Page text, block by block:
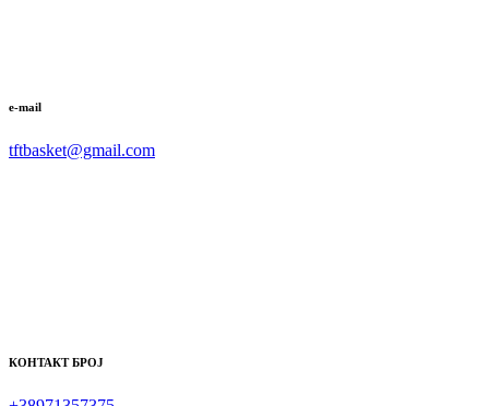
e-mail
tftbasket@gmail.com
КОНТАКТ БРОЈ